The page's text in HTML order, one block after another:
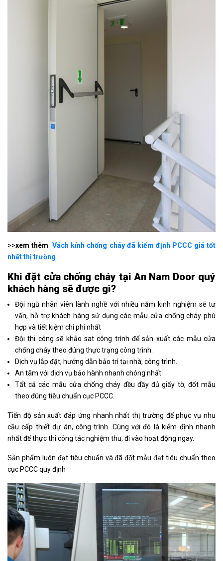
>>xem thêm Vách kính chống cháy đã kiểm định PCCC giá tốt
nhất thị trường
Khi đặt cửa chống cháy tại An Nam Door quý
khách hàng sẽ được gì?
Đội ngũ nhân viên lành nghề với nhiều năm kinh nghiệm sẽ tư
vấn, hỗ trợ khách hàng sử dụng các mẫu cửa chống cháy phù
hợp và tiết kiệm chi phí nhất
Đội thi công sẽ khảo sat công trình để sản xuất các mẫu cửa
chống cháy theo đúng thực trạng công trình.
Dịch vụ lắp đặt, hướng dẫn bảo trì tại nhà, công trình.
An tâm với dịch vụ bảo hành nhanh chóng nhất.
Tất cả các mẫu cửa chống cháy đều đầy đủ giấy tờ, đốt mẫu
theo đúng tiêu chuẩn cục PCCC.
Tiến độ sản xuất đáp ứng nhanh nhất thị trường để phục vụ nhu
cầu cấp thiết dự án, công trình. Cùng với đó là kiểm định nhanh
nhất để thực thi công tác nghiệm thu, đi vào hoạt động ngay.
Sản phẩm luôn đạt tiêu chuẩn và đã đốt mẫu đạt tiêu chuẩn theo
cục PCCC quy định